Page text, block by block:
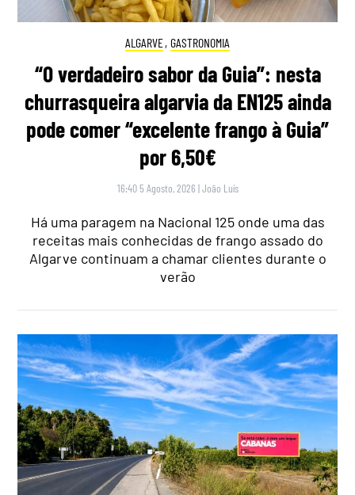
ALGARVE, GASTRONOMIA
“O verdadeiro sabor da Guia”: nesta
churrasqueira algarvia da EN125 ainda
pode comer “excelente frango à Guia”
por 6,50€
16:40 5 Agosto, 2026 |João Luís
Há uma paragem na Nacional 125 onde uma das
receitas mais conhecidas de frango assado do
Algarve continuam a chamar clientes durante o
verão